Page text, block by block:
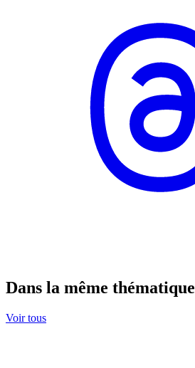
Dans la même thématique
Voir tous